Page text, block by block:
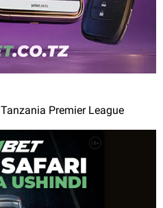
Tanzania Premier League